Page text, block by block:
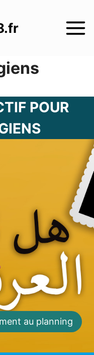
POUR
au planning